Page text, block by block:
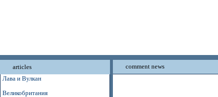
articles
Лава и Вулкан
Великобритания
comment news